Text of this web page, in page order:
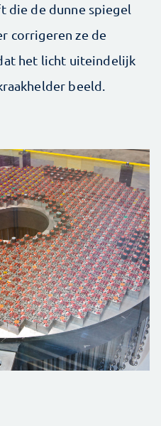
die de dunne spiegel
corrigeren ze de
het licht uiteindelijk
beeld.